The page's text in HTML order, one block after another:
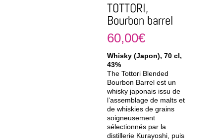
TOTTORI,
Bourbon barrel
60,00€
Whisky (Japon), 70 cl,
43%
The Tottori Blended
Bourbon Barrel est un
whisky japonais issu de
l’assemblage de malts et
de whiskies de grains
soigneusement
sélectionnés par la
distillerie Kurayoshi, puis